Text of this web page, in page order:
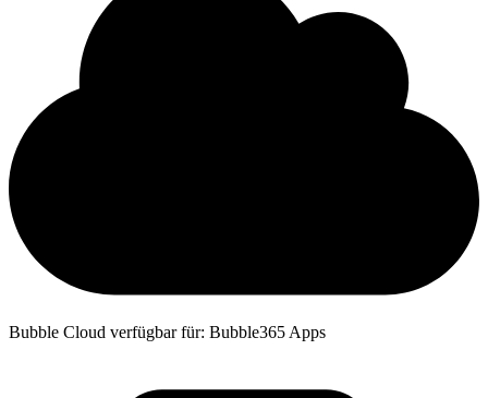
Bubble Cloud verfügbar für: Bubble365 Apps